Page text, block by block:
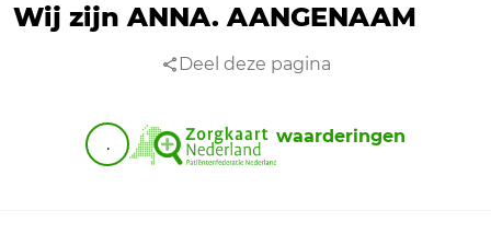
Wij zijn ANNA.AANGENAAM
Deel deze pagina
. waarderingen